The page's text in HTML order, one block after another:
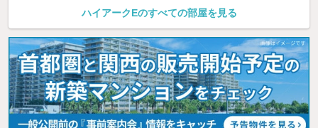
ハイアークEのすべての部屋を見る